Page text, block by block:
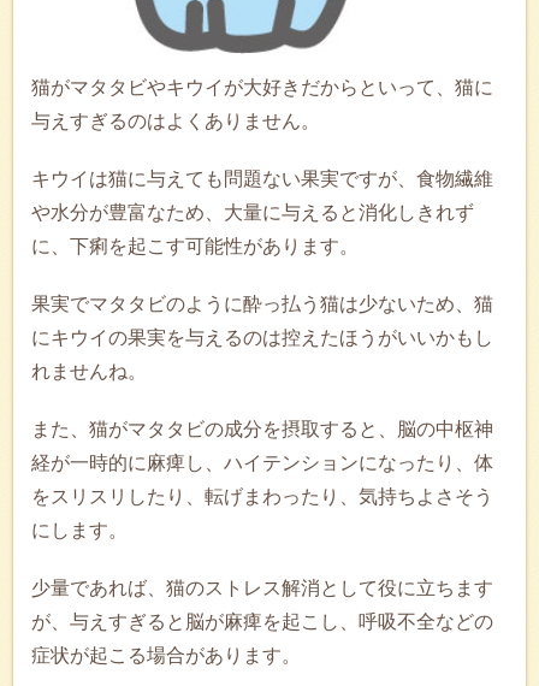
猫がマタタビやキウイが大好きだからといって、猫に
与えすぎるのはよくありません。
キウイは猫に与えても問題ない果実ですが、食物繊維
や水分が豊富なため、大量に与えると消化しきれず
に、下痢を起こす可能性があります。
果実でマタタビのように酔っ払う猫は少ないため、猫
にキウイの果実を与えるのは控えたほうがいいかもし
れませんね。
また、猫がマタタビの成分を摂取すると、脳の中枢神
経が一時的に麻痺し、ハイテンションになったり、体
をスリスリしたり、転げまわったり、気持ちよさそう
にします。
少量であれば、猫のストレス解消として役に立ちます
が、与えすぎると脳が麻痺を起こし、呼吸不全などの
症状が起こる場合があります。